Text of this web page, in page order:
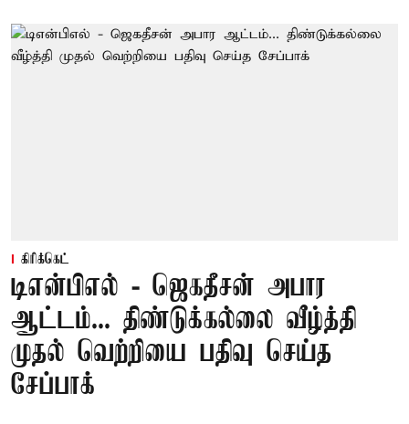
கிரிக்கெட்
டிஎன்பிஎல் - ஜெகதீசன் அபார
ஆட்டம்... திண்டுக்கல்லை வீழ்த்தி
முதல் வெற்றியை பதிவு செய்த
சேப்பாக்